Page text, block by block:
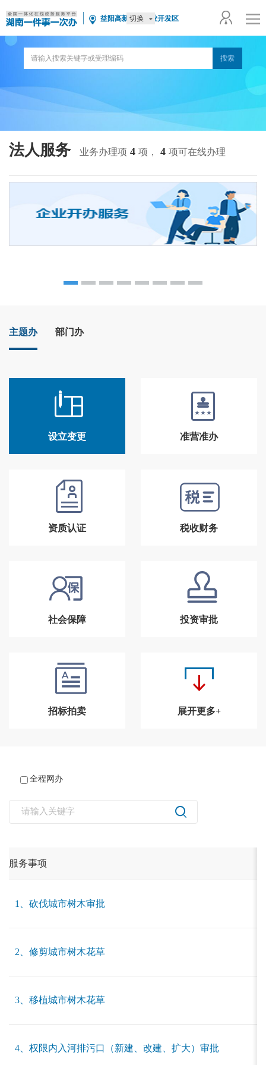
益阳高新技术产业开发区
切换
法人服务 业务办理项 4 项， 4 项可在线办理
主题办 部门办
设立变更 准营准办
资质认证 税收财务
社会保障 投资审批
招标拍卖 展开更多+
全程网办